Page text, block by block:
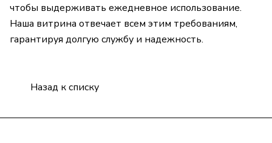
чтобы выдерживать ежедневное использование.
Наша витрина отвечает всем этим требованиям,
гарантируя долгую службу и надежность.
Назад к списку